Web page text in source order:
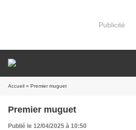
Publicité
Accueil » Premier muguet
Premier muguet
Publié le 12/04/2025 à 10:50